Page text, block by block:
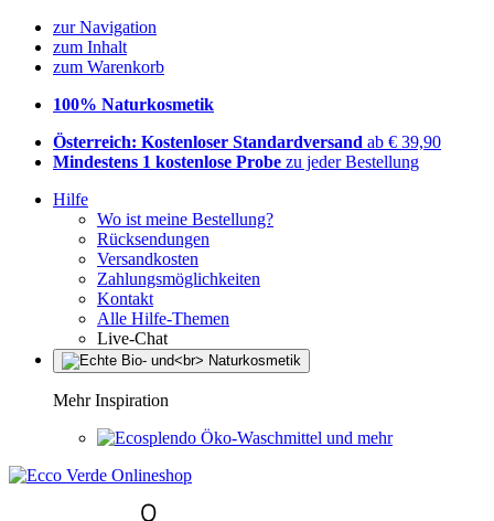
zur Navigation
zum Inhalt
zum Warenkorb
100% Naturkosmetik
Österreich: Kostenloser Standardversand ab € 39,90
Mindestens 1 kostenlose Probe zu jeder Bestellung
Hilfe
Wo ist meine Bestellung?
Rücksendungen
Versandkosten
Zahlungsmöglichkeiten
Kontakt
Alle Hilfe-Themen
Live-Chat
Mehr Inspiration
Öko-Waschmittel und mehr